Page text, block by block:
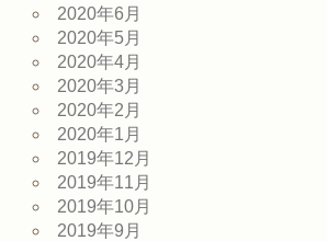
2020年6月
2020年5月
2020年4月
2020年3月
2020年2月
2020年1月
2019年12月
2019年11月
2019年10月
2019年9月